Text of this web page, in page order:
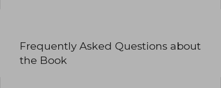
Frequently Asked Questions about
the Book